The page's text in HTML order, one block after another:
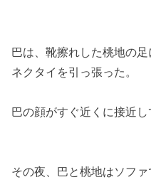
巴は、靴擦れした桃地の
ネクタイを引っ張った。
巴の顔がすぐ近くに接近し
その夜、巴と桃地はソフ